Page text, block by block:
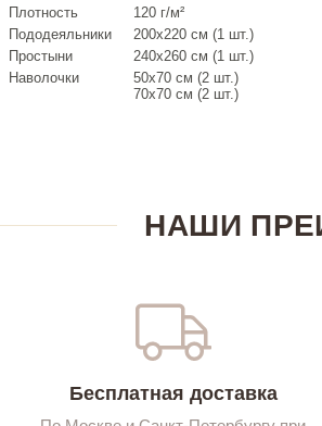
Плотность
120 г/м²
Пододеяльники
200х220 см (1 шт.)
Простыни
240х260 см (1 шт.)
Наволочки
50х70 см (2 шт.)
70х70 см (2 шт.)
НАШИ
Бесплатная доставка